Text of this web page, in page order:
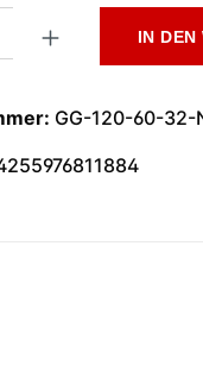
IN DEN
GG-120-60-32-